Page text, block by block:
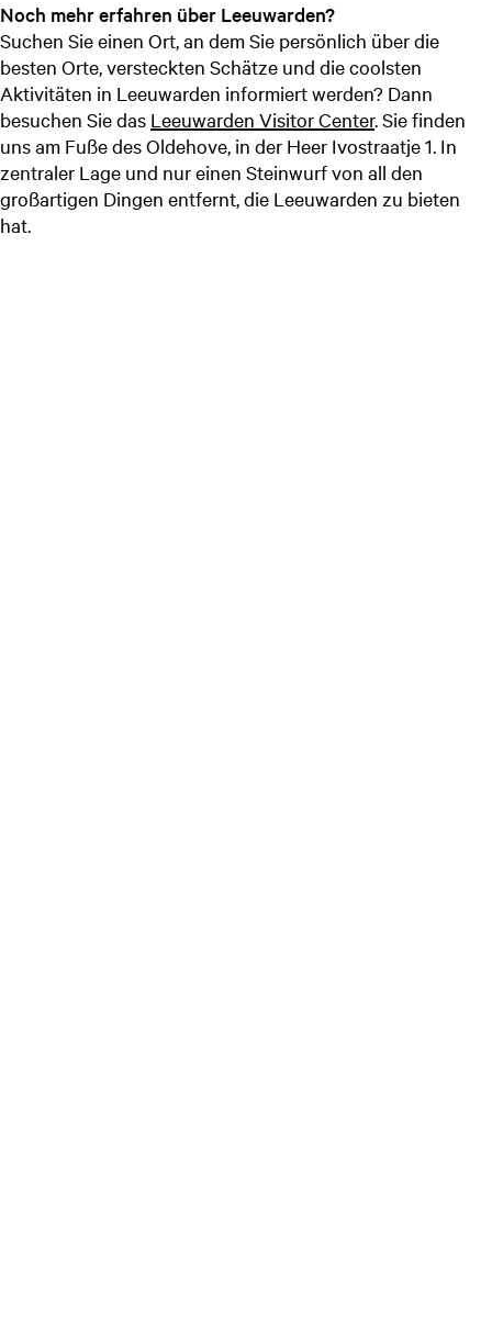
Noch mehr erfahren über Leeuwarden?
Suchen Sie einen Ort, an dem Sie persönlich über die
besten Orte, versteckten Schätze und die coolsten
Aktivitäten in Leeuwarden informiert werden? Dann
besuchen Sie das Leeuwarden Visitor Center. Sie finden
uns am Fuße des Oldehove, in der Heer Ivostraatje 1. In
zentraler Lage und nur einen Steinwurf von all den
großartigen Dingen entfernt, die Leeuwarden zu bieten
hat.